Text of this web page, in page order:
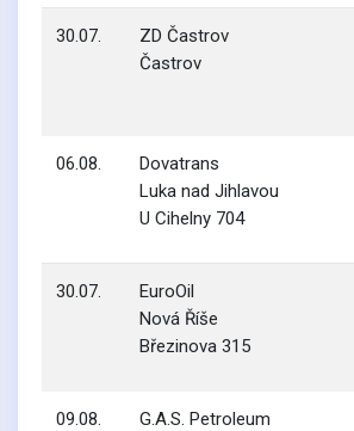
30.07.
ZD Častrov
Častrov
06.08.
Dovatrans
Luka nad Jihlavou
U Cihelny 704
30.07.
EuroOil
Nová Říše
Březinova 315
09.08.
G.A.S. Petroleum